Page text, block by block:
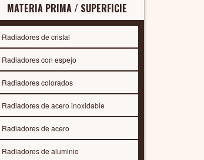
MATERIA PRIMA / SUPERFICIE
Radiadores de cristal
Radiadores con espejo
Radiadores colorados
Radiadores de acero inoxidable
Radiadores de acero
Radiadores de aluminio